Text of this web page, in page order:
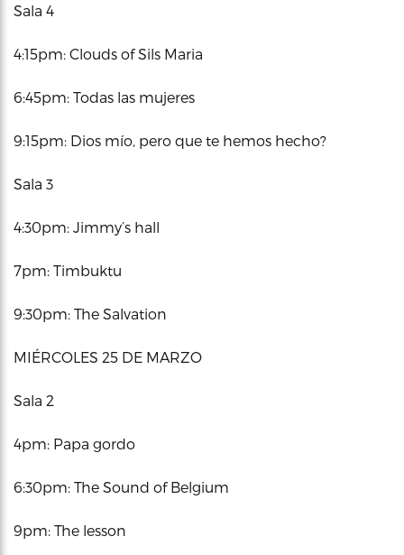
Sala 4
4:15pm: Clouds of Sils Maria
6:45pm: Todas las mujeres
9:15pm: Dios mío, pero que te hemos hecho?
Sala 3
4:30pm: Jimmy’s hall
7pm: Timbuktu
9:30pm: The Salvation
MIÉRCOLES 25 DE MARZO
Sala 2
4pm: Papa gordo
6:30pm: The Sound of Belgium
9pm: The lesson